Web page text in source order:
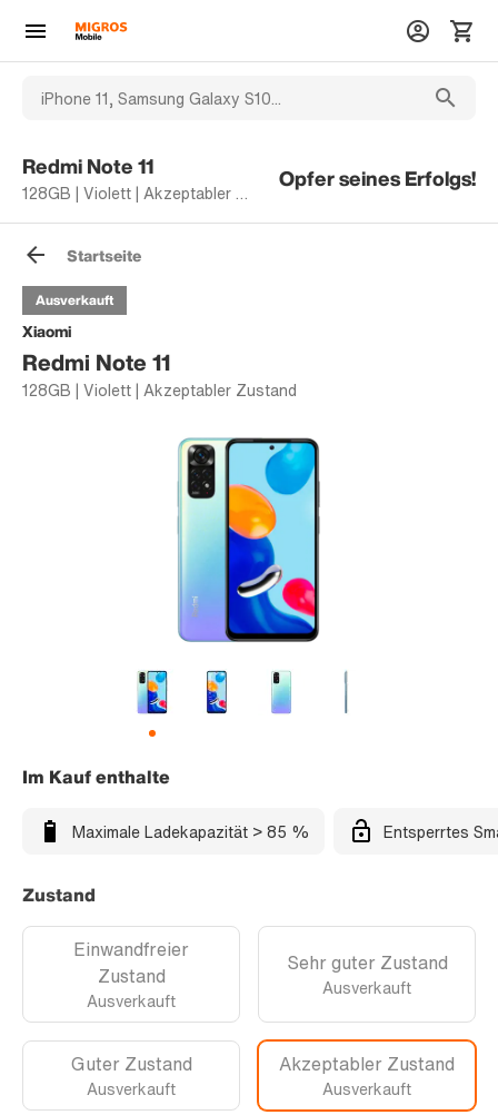
Redmi Note 11
128GB | Violett | Akzeptabler Zustand
Opfer seines Erfolgs!
Startseite
Xiaomi
Redmi Note 11
128GB | Violett | Akzeptabler Zustand
Ausverkauft
Im Kauf enthalte
Maximale Ladekapazität > 85 % Entsperrtes
Zustand
Einwandfreier
Zustand
Ausverkauft
Sehr guter Zustand
Ausverkauft
Guter Zustand
Ausverkauft
Akzeptabler Zustand
Ausverkauft